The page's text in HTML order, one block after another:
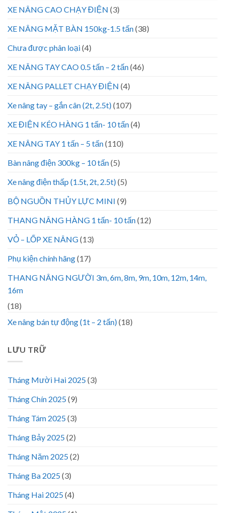
XE NÂNG CAO CHẠY ĐIỆN (3)
XE NÂNG MẶT BÀN 150kg-1.5 tấn(38)
Chưa được phân loại(4)
XE NÂNG TAY CAO 0.5 tấn – 2 tấn(46)
XE NÂNG PALLET CHẠY ĐIỆN (4)
Xe nâng tay – gắn cân (2t, 2.5t)(107)
XE ĐIỆN KÉO HÀNG 1 tấn- 10 tấn(4)
XE NÂNG TAY 1 tấn – 5 tấn(110)
Bàn nâng điện 300kg – 10 tấn(5)
Xe nâng điện thấp (1.5t, 2t, 2.5t)(5)
BỘ NGUỒN THỦY LỰC MINI (9)
THANG NÂNG HÀNG 1 tấn- 10 tấn(12)
VỎ – LỐP XE NÂNG(13)
Phụ kiện chính hãng(17)
THANG NÂNG NGƯỜI 3m, 6m, 8m, 9m, 10m, 12m, 14m,
16m
(18)
Xe nâng bán tự động (1t – 2 tấn)(18)
LƯU TRỮ
Tháng Mười Hai 2025(3)
Tháng Chín 2025(9)
Tháng Tám 2025(3)
Tháng Bảy 2025(2)
Tháng Năm 2025(2)
Tháng Ba 2025(3)
Tháng Hai 2025(4)